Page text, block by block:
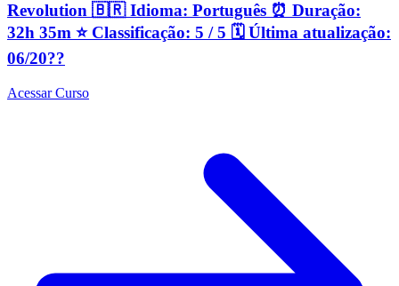
Revolution 🇧🇷 Idioma: Português ⏰ Duração:
32h 35m ⭐️ Classificação: 5 / 5 🗓 Última atualização:
06/20??
Acessar Curso